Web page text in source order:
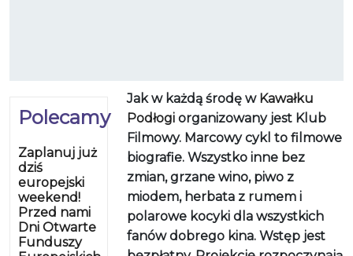
Polecamy
Zaplanuj już
dziś
europejski
weekend!
Przed nami
Dni Otwarte
Funduszy
Jak w każdą środę w Kawałku
Podłogi organizowany jest Klub
Filmowy. Marcowy cykl to filmowe
biografie. Wszystko inne bez
zmian, grzane wino, piwo z
miodem, herbata z rumem i
polarowe kocyki dla wszystkich
fanów dobrego kina. Wstęp jest